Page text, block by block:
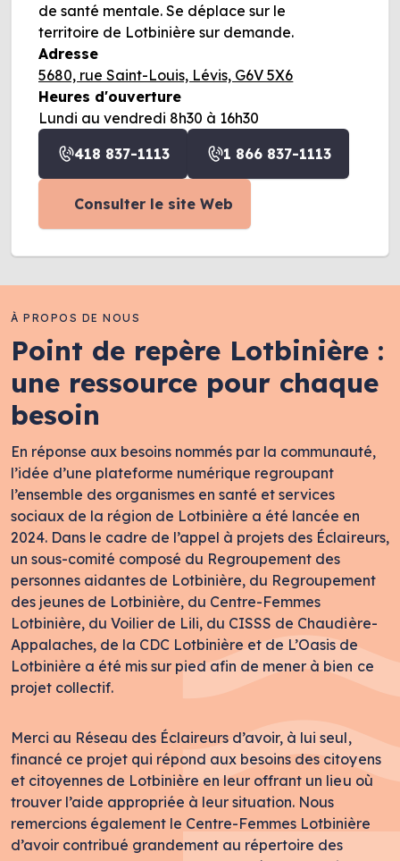
de santé mentale. Se déplace sur le
territoire de Lotbinière sur demande.
Adresse
5680, rue Saint-Louis, Lévis, G6V 5X6
Heures d'ouverture
Lundi au vendredi 8h30 à 16h30
418 837-1113
1 866 837-1113
Consulter le site Web
À PROPOS DE NOUS
Point de repère Lotbinière :
une ressource pour chaque
besoin
En réponse aux besoins nommés par la communauté,
l’idée d’une plateforme numérique regroupant
l’ensemble des organismes en santé et services
sociaux de la région de Lotbinière a été lancée en
2024. Dans le cadre de l’appel à projets des Éclaireurs,
un sous-comité composé du Regroupement des
personnes aidantes de Lotbinière, du Regroupement
des jeunes de Lotbinière, du Centre-Femmes
Lotbinière, du Voilier de Lili, du CISSS de Chaudière-
Appalaches, de la CDC Lotbinière et de L’Oasis de
Lotbinière a été mis sur pied afin de mener à bien ce
projet collectif.
Merci au Réseau des Éclaireurs d’avoir, à lui seul,
financé ce projet qui répond aux besoins des citoyens
et citoyennes de Lotbinière en leur offrant un lieu où
trouver l’aide appropriée à leur situation. Nous
remercions également le Centre-Femmes Lotbinière
d’avoir contribué grandement au répertoire des